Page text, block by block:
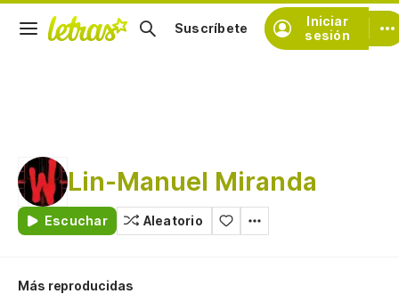
Iniciar
sesión
Suscríbete
Lin-Manuel Miranda
Escuchar Aleatorio
Más reproducidas